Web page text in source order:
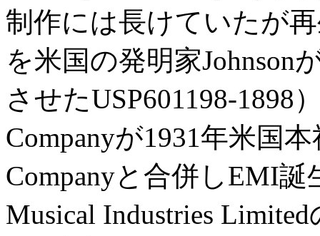
制作には長けていたが
を米国の発明家Johnson
させたUSP601198-1898
Companyが1931年米国
Companyと合併しEMI誕
Musical Industries